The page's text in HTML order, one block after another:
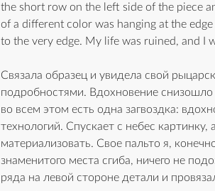
the short row on the left side of the piece
of a different color was hanging at the
to the very edge. My life was ruined, and I
Связала образец и увидела свой
подробностями. Вдохновение
во всем этом есть одна загвоздка:
технологий. Спускает с небес
материализовать. Свое пальто я,
знаменитого места сгиба, ничего не
ряда на левой стороне детали и